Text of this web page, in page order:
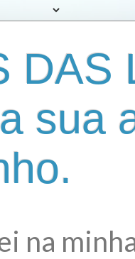
DAS
sua
na